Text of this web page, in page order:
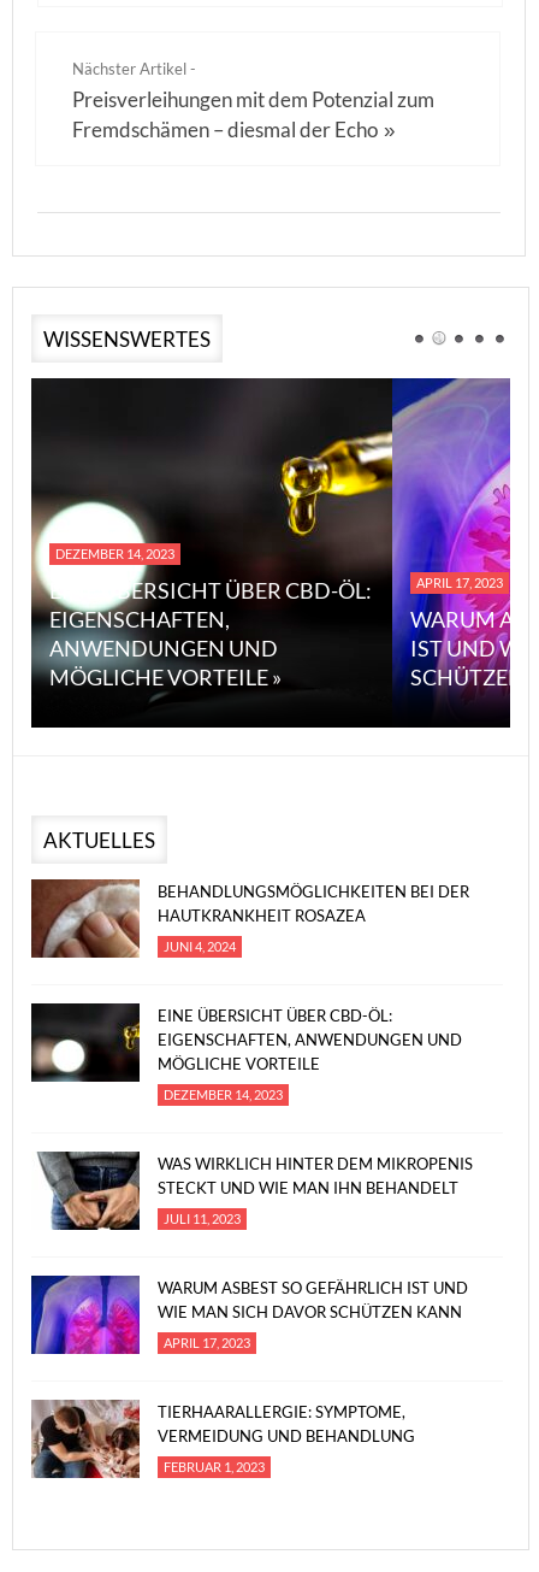
Nächster Artikel -
Preisverleihungen mit dem Potenzial zum
Fremdschämen – diesmal der Echo »
WISSENSWERTES
DEZEMBER 14, 2023
EINE ÜBERSICHT ÜBER CBD-ÖL:
EIGENSCHAFTEN,
ANWENDUNGEN UND
MÖGLICHE VORTEILE »
APRIL 17, 2023
WARUM
IST UND
SCHÜTZEN
AKTUELLES
BEHANDLUNGSMÖGLICHKEITEN BEI DER
HAUTKRANKHEIT ROSAZEA
JUNI 4, 2024
EINE ÜBERSICHT ÜBER CBD-ÖL:
EIGENSCHAFTEN, ANWENDUNGEN UND
MÖGLICHE VORTEILE
DEZEMBER 14, 2023
WAS WIRKLICH HINTER DEM MIKROPENIS
STECKT UND WIE MAN IHN BEHANDELT
JULI 11, 2023
WARUM ASBEST SO GEFÄHRLICH IST UND
WIE MAN SICH DAVOR SCHÜTZEN KANN
APRIL 17, 2023
TIERHAARALLERGIE: SYMPTOME,
VERMEIDUNG UND BEHANDLUNG
FEBRUAR 1, 2023